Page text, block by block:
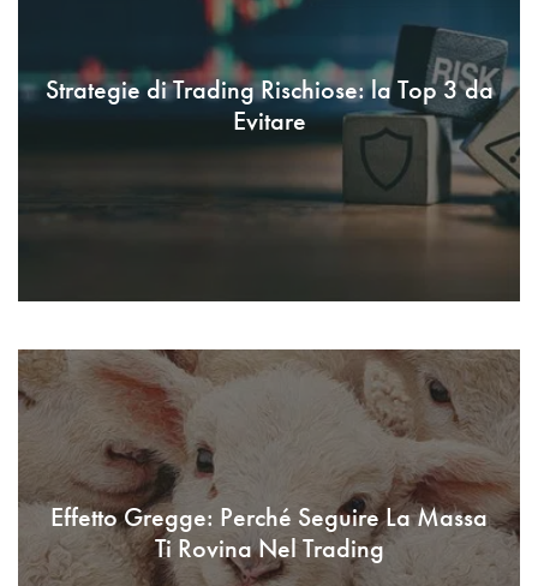
Strategie di Trading Rischiose: la Top 3 da
Evitare
Effetto Gregge: Perché Seguire La Massa
Ti Rovina Nel Trading